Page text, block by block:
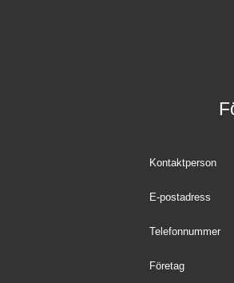
Kontaktperson
E-postadress
Telefonnummer
Företag